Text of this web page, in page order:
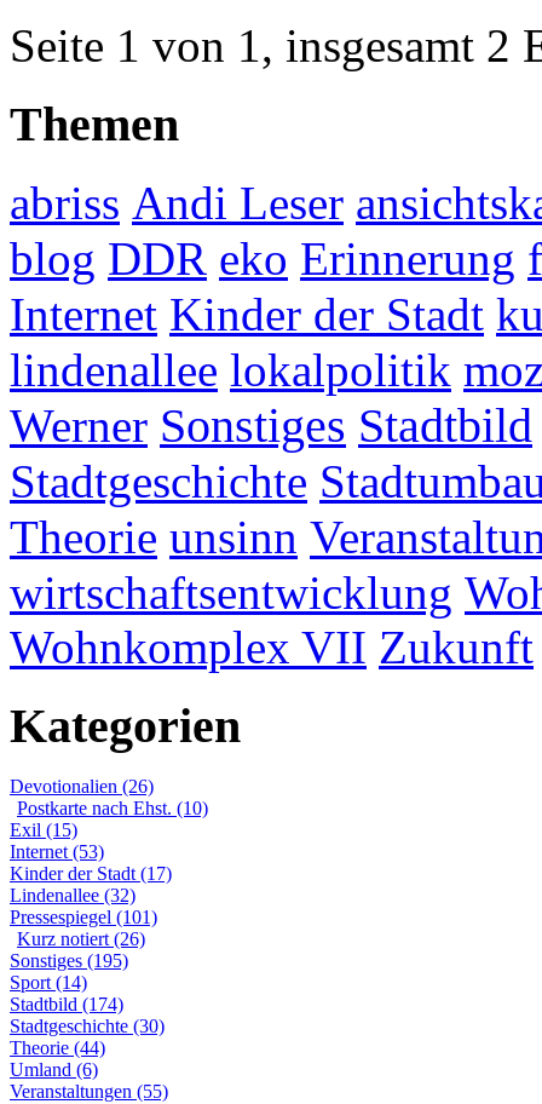
Seite 1 von 1, insgesamt 2
Themen
abriss Andi Leser
blog DDR eko Erinnerung
Internet Kinder der Stadt
lindenallee lokalpolitik
Werner Sonstiges Stadtbild
Stadtgeschichte
Theorie unsinn
wirtschaftsentwicklung
Wohnkomplex VII Zukunft
Kategorien
Devotionalien (26)
Postkarte nach Ehst. (10)
Exil (15)
Internet (53)
Kinder der Stadt (17)
Lindenallee (32)
Pressespiegel (101)
Kurz notiert (26)
Sonstiges (195)
Sport (14)
Stadtbild (174)
Stadtgeschichte (30)
Theorie (44)
Umland (6)
Veranstaltungen (55)